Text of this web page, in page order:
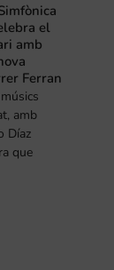
el
amb
Ferran
amb
Díaz
que